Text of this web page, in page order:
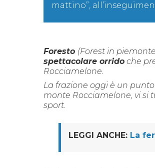
mattino”,
Foresto (Forest in
spettacolare orrido che
Rocciamelone.
La frazione oggi è un
monte Rocciamelone, vi si
sport.
LEGGI ANCHE: La